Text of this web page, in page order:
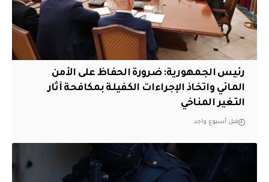
رئيس الجمهورية: ضرورة الحفاظ على الأمن
المائي واتخاذ الإجراءات الكفيلة بمكافحة آثار
التغير المناخي
قبل أسبوع واحد